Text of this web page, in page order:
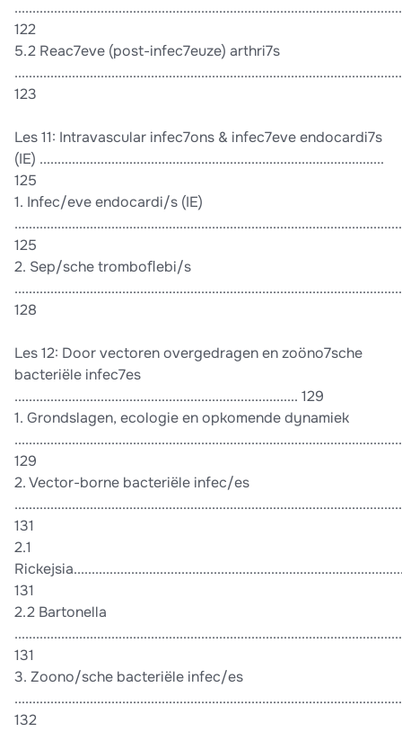
122
5.2 Reac7eve (post-infec7euze) arthri7s
123
Les 11: Intravascular infec7ons & infec7eve endocardi7s
(IE) ................................................................................................
125
1. Infec/eve endocardi/s (IE)
125
2. Sep/sche tromboﬂebi/s
128
Les 12: Door vectoren overgedragen en zoöno7sche
bacteriële infec7es
............................................................................... 129
1. Grondslagen, ecologie en opkomende dynamiek
129
2. Vector-borne bacteriële infec/es
131
2.1
131
2.2 Bartonella
131
3. Zoono/sche bacteriële infec/es
132